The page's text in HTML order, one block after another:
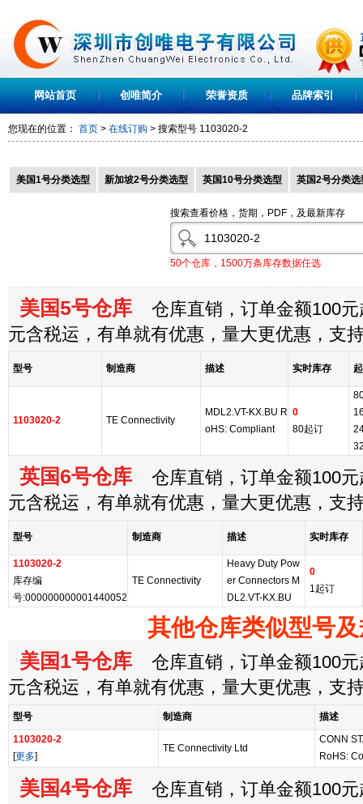
网站首页 创唯简介 荣誉资质 品牌索引
您现在的位置： 首页 > 在线订购 > 搜索型号 1103020-2
美国1号分类选型 新加坡2号分类选型 英国10号分类选型 英国2号分类选
搜索查看价格，货期，PDF，及最新库存
50个仓库，1500万条库存数据任选
美国5号仓库 仓库直销，订单金额100元
元含税运，有单就有优惠，量大更优惠，支
型号 制造商 描述 实时库存
1103020-2 TE Connectivity
MDL2.VT-KX.BU R
oHS: Compliant
0
80起订
英国6号仓库 仓库直销，订单金额100元
元含税运，有单就有优惠，量大更优惠，支
型号 制造商 描述 实时库存
1103020-2
库存编
号:000000000001440052
TE Connectivity
Heavy Duty Pow
er Connectors M
DL2.VT-KX.BU
0
1起订
其他仓库类似型号
美国1号仓库 仓库直销，订单金额100元
元含税运，有单就有优惠，量大更优惠，支
型号 制造商
描述
1103020-2
[更多]
TE Connectivity Ltd
CONN
RoHS:
美国4号仓库 仓库直销，订单金额100元